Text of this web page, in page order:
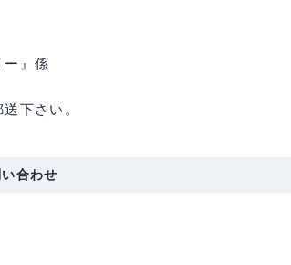
ー』係
下さい。
合わせ